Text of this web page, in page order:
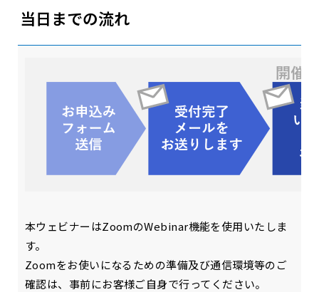
当日までの流れ
本ウェビナーはZoomのWebinar機能を使用いたしま
す。
Zoomをお使いになるための準備及び通信環境等のご
確認は、事前にお客様ご自身で行ってください。